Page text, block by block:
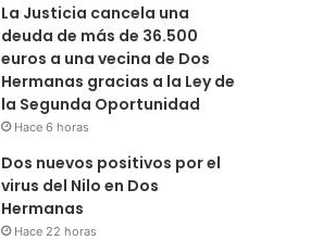
La Justicia cancela una
deuda de más de 36.500
euros a una vecina de Dos
Hermanas gracias a la Ley de
la Segunda Oportunidad
Hace 6 horas
Dos nuevos positivos por el
virus del Nilo en Dos
Hermanas
Hace 22 horas